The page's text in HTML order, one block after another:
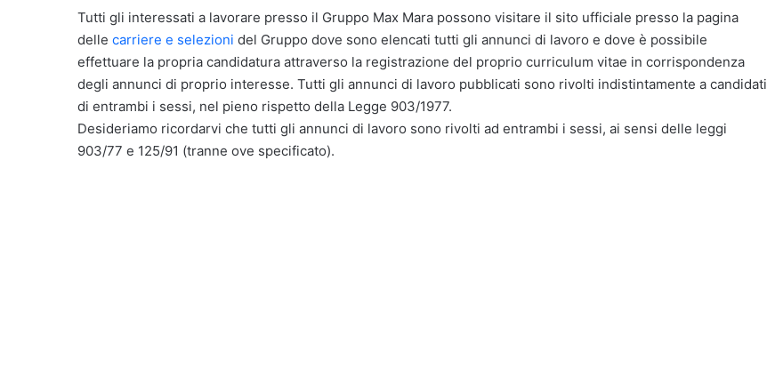
Tutti gli interessati a lavorare presso il Gruppo Max Mara possono visitare il sito ufficiale presso la pagina
delle carriere e selezioni del Gruppo dove sono elencati tutti gli annunci di lavoro e dove è possibile
effettuare la propria candidatura attraverso la registrazione del proprio curriculum vitae in corrispondenza
degli annunci di proprio interesse. Tutti gli annunci di lavoro pubblicati sono rivolti indistintamente a candidati
di entrambi i sessi, nel pieno rispetto della Legge 903/1977.
Desideriamo ricordarvi che tutti gli annunci di lavoro sono rivolti ad entrambi i sessi, ai sensi delle leggi
903/77 e 125/91 (tranne ove specificato).